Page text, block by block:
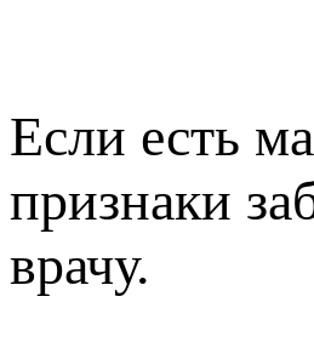
Если есть
признаки
врачу.